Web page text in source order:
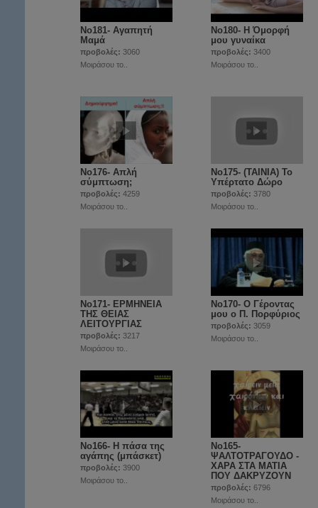
Νο181- Αγαπητή
Μαμά
προβολές: 3060
Μοιράσου το..
Νο180- Η Όμορφή
μου γυναίκα
προβολές: 3400
Μοιράσου το..
No176- Απλή
σύμπτωση;
προβολές: 4259
Μοιράσου το..
No175- (ΤΑΙΝΙΑ) Το
Υπέρτατο Δώρο
προβολές: 3780
Μοιράσου το..
No171- ΕΡΜΗΝΕΙΑ
ΤΗΣ ΘΕΙΑΣ
ΛΕΙΤΟΥΡΓΙΑΣ
προβολές: 3217
Μοιράσου το..
Νο170- Ο Γέροντας
μου ο Π. Πορφύριος
προβολές: 3059
Μοιράσου το..
Νο166- Η πάσα της
αγάπης (μπάσκετ)
προβολές: 3900
Μοιράσου το..
Νο165-
ΨΑΛΤΟΤΡΑΓΟΥΔΟ -
ΧΑΡΑ ΣΤΑ ΜΑΤΙΑ
ΠΟΥ ΔΑΚΡΥΖΟΥΝ
προβολές: 6796
Μοιράσου το..